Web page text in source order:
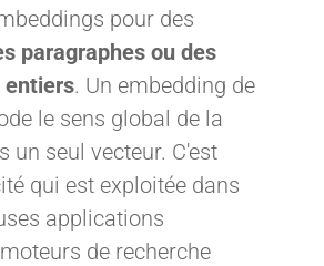
pour des
paragraphes ou des
entiers. Un embedding de
le sens global de la
un seul vecteur. C'est
qui est exploitée dans
applications
de recherche